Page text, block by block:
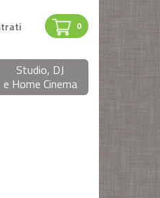
0
Studio, DJ
e Home Cinema